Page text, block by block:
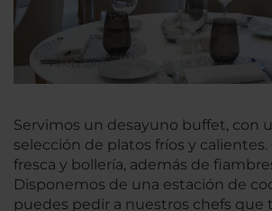
Servimos un desayuno buffet, con
selección de platos fríos y
fresca y bollería, además de
Disponemos de una estación de
puedes pedir a nuestros chefs que